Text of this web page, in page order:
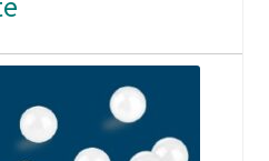
Flüssigkeiten in
in Abgasströmen)
Mischertypen
Druckverlust und